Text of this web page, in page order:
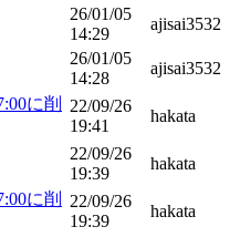
26/01/05
14:29
ajisai3532
26/01/05
14:28
ajisai3532
に削
22/09/26
19:41
hakata
22/09/26
19:39
hakata
に削
22/09/26
19:39
hakata